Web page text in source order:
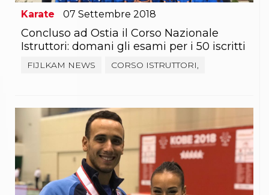
Karate 07 Settembre 2018
Concluso ad Ostia il Corso Nazionale
Istruttori: domani gli esami per i 50 iscritti
FIJLKAM NEWS CORSO ISTRUTTORI,